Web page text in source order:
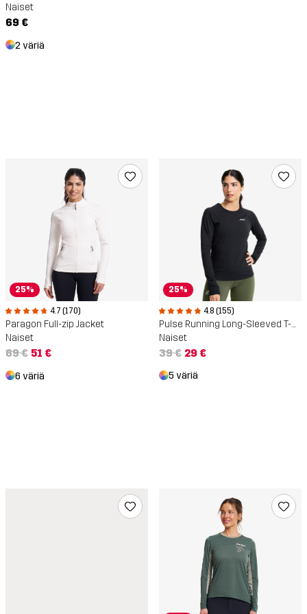
Naiset
69 €
2 väriä
25%
4.7 (170)
Paragon Full-zip Jacket
Naiset
69 € 51 €
6 väriä
25%
4.8 (155)
Pulse Running Long-Sleeved T-Shirt
Naiset
39 € 29 €
5 väriä